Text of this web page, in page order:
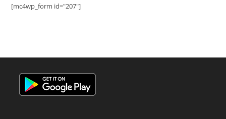
[mc4wp_form id="207"]